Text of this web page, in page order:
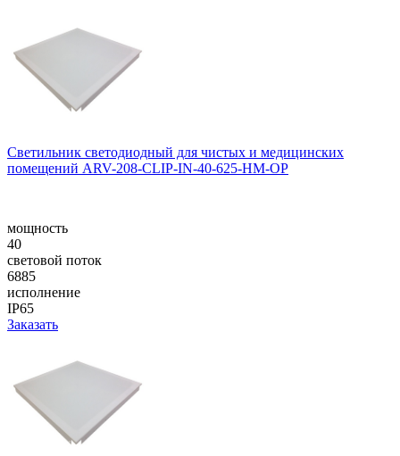
Светильник светодиодный для чистых и медицинских
помещений ARV-208-CLIP-IN-40-625-НM-OP
мощность
40
световой поток
6885
исполнение
IP65
Заказать